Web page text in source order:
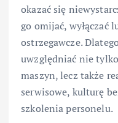
okazać się
go omijać, wyłączać
ostrzegawcze.
uwzględniać nie
maszyn, lecz także
serwisowe, kulturę
szkolenia personelu.